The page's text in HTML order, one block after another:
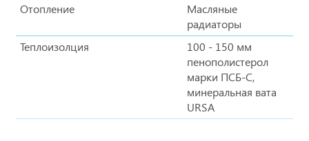
Отопление
Масляные
радиаторы
Теплоизолция
100 - 150 мм
пенополистерол
марки ПСБ-С,
минеральная вата
URSA